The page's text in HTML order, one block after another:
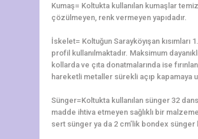
Kumaş= Koltukta kullanılan kumaşlar
çözülmeyen, renk vermeyen yapıdadır.
İskelet= Koltuğun Sarayköyışan kısımları
profil kullanılmaktadır. Maksimum
kollarda ve çıta donatmalarında ise
hareketli metaller sürekli açıp kapamaya
Sünger=Koltukta kullanılan sünger 32
madde ihtiva etmeyen sağlıklı bir
sert sünger ya da 2 cm’lik bondex sünger